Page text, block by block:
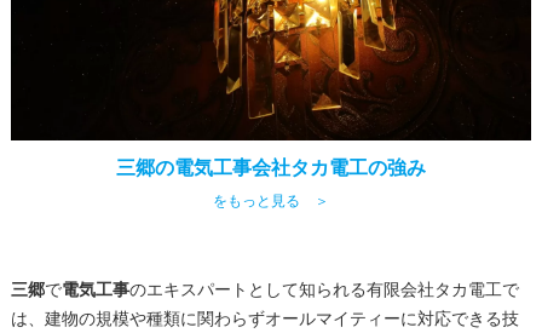
三郷の電気工事会社タカ電工の強み
をもっと見る ＞
三郷で電気工事のエキスパートとして知られる有限会社タカ電工で
は、建物の規模や種類に関わらずオールマイティーに対応できる技